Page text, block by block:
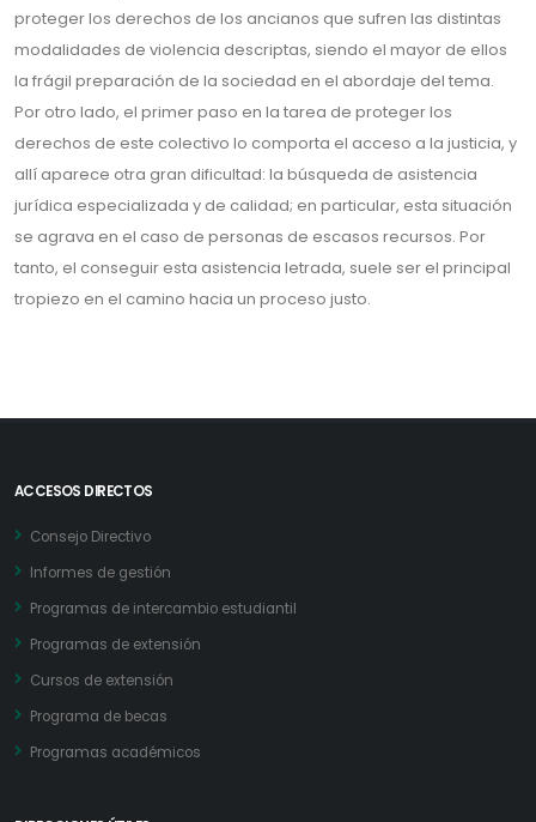
proteger los derechos de los ancianos que sufren las distintas
modalidades de violencia descriptas, siendo el mayor de ellos
la frágil preparación de la sociedad en el abordaje del tema.
Por otro lado, el primer paso en la tarea de proteger los
derechos de este colectivo lo comporta el acceso a la justicia, y
allí aparece otra gran dificultad: la búsqueda de asistencia
jurídica especializada y de calidad; en particular, esta situación
se agrava en el caso de personas de escasos recursos. Por
tanto, el conseguir esta asistencia letrada, suele ser el principal
tropiezo en el camino hacia un proceso justo.
ACCESOS DIRECTOS
Consejo Directivo
Informes de gestión
Programas de intercambio estudiantil
Programas de extensión
Cursos de extensión
Programa de becas
Programas académicos